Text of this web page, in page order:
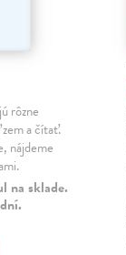
rôzne
a čítať.
nájdeme
na sklade.